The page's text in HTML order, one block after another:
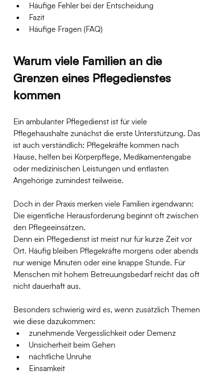
Häufige Fehler bei der Entscheidung
Fazit
Häufige Fragen (FAQ)
Warum viele Familien an die
Grenzen eines Pflegedienstes
kommen
Ein ambulanter Pflegedienst ist für viele
Pflegehaushalte zunächst die erste Unterstützung. Das
ist auch verständlich: Pflegekräfte kommen nach
Hause, helfen bei Körperpflege, Medikamentengabe
oder medizinischen Leistungen und entlasten
Angehörige zumindest teilweise.
Doch in der Praxis merken viele Familien irgendwann:
Die eigentliche Herausforderung beginnt oft zwischen
den Pflegeeinsätzen.
Denn ein Pflegedienst ist meist nur für kurze Zeit vor
Ort. Häufig bleiben Pflegekräfte morgens oder abends
nur wenige Minuten oder eine knappe Stunde. Für
Menschen mit hohem Betreuungsbedarf reicht das oft
nicht dauerhaft aus.
Besonders schwierig wird es, wenn zusätzlich Themen
wie diese dazukommen:
zunehmende Vergesslichkeit oder Demenz
Unsicherheit beim Gehen
nächtliche Unruhe
Einsamkeit